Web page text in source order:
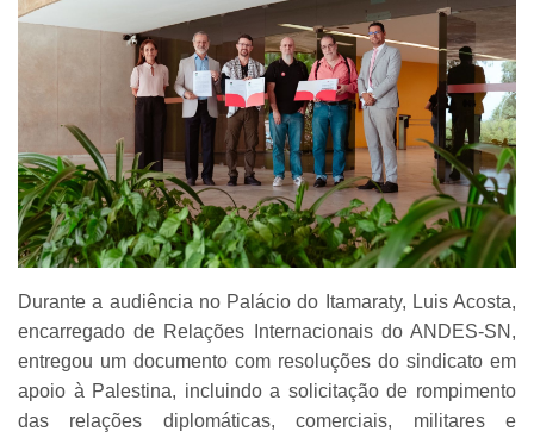
Durante a audiência no Palácio do Itamaraty, Luis Acosta,
encarregado de Relações Internacionais do ANDES-SN,
entregou um documento com resoluções do sindicato em
apoio à Palestina, incluindo a solicitação de rompimento
das relações diplomáticas, comerciais, militares e